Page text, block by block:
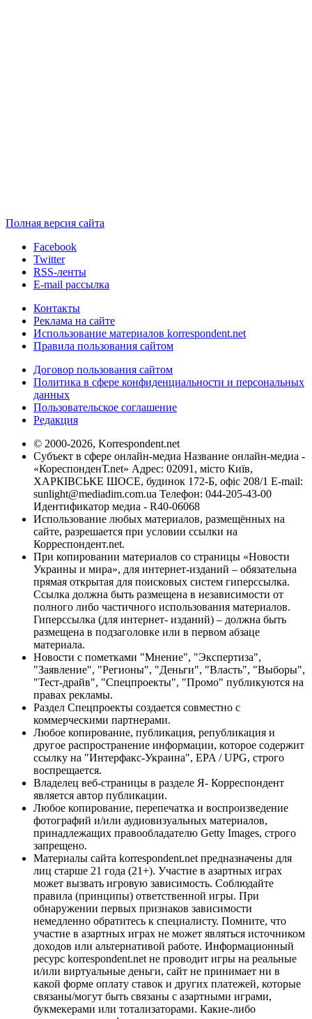
Полная версия сайта
Facebook
Twitter
RSS-ленты
E-mail рассылка
Контакты
Реклама на сайте
Использование материалов korrespondent.net
Правила пользования сайтом
Договор пользования сайтом
Политика в сфере конфиденциальности и персональных
данных
Пользовательское соглашение
Редакция
© 2000-2026, Korrespondent.net
Субъект в сфере онлайн-медиа Название онлайн-медиа -
«КореспонденТ.net» Адрес: 02091, місто Київ,
ХАРКІВСЬКЕ ШОСЕ, будинок 172-Б, офіс 208/1 E-mail:
sunlight@mediadim.com.ua Телефон: 044-205-43-00
Идентификатор медиа - R40-06068
Использование любых материалов, размещённых на
сайте, разрешается при условии ссылки на
Корреспондент.net.
При копировании материалов со страницы «Новости
Украины и мира», для интернет-изданий – обязательна
прямая открытая для поисковых систем гиперссылка.
Ссылка должна быть размещена в независимости от
полного либо частичного использования материалов.
Гиперссылка (для интернет- изданий) – должна быть
размещена в подзаголовке или в первом абзаце
материала.
Новости с пометками "Мнение", "Экспертиза",
"Заявление", "Регионы", "Деньги", "Власть", "Выборы",
"Тест-драйв", "Спецпроекты", "Промо" публикуются на
правах рекламы.
Раздел Спецпроекты создается совместно с
коммерческими партнерами.
Любое копирование, публикация, републикация и
другое распространение информации, которое содержит
ссылку на "Интерфакс-Украина", EPA / UPG, строго
воспрещается.
Владелец веб-страницы в разделе Я- Корреспондент
является автор публикации.
Любое копирование, перепечатка и воспроизведение
фотографий и/или аудиовизуальных материалов,
принадлежащих правообладателю Getty Images, строго
запрещено.
Материалы сайта korrespondent.net предназначены для
лиц старше 21 года (21+). Участие в азартных играх
может вызвать игровую зависимость. Соблюдайте
правила (принципы) ответственной игры. При
обнаружении первых признаков зависимости
немедленно обратитесь к специалисту. Помните, что
участие в азартных играх не может являться источником
доходов или альтернативой работе. Информационный
ресурс korrespondent.net не проводит игры на реальные
и/или виртуальные деньги, сайт не принимает ни в
какой форме оплату ставок и других платежей, которые
связаны/могут быть связаны с азартными играми,
букмекерами или тотализаторами. Какие-либо